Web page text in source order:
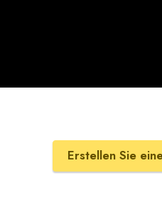
Erstellen Sie